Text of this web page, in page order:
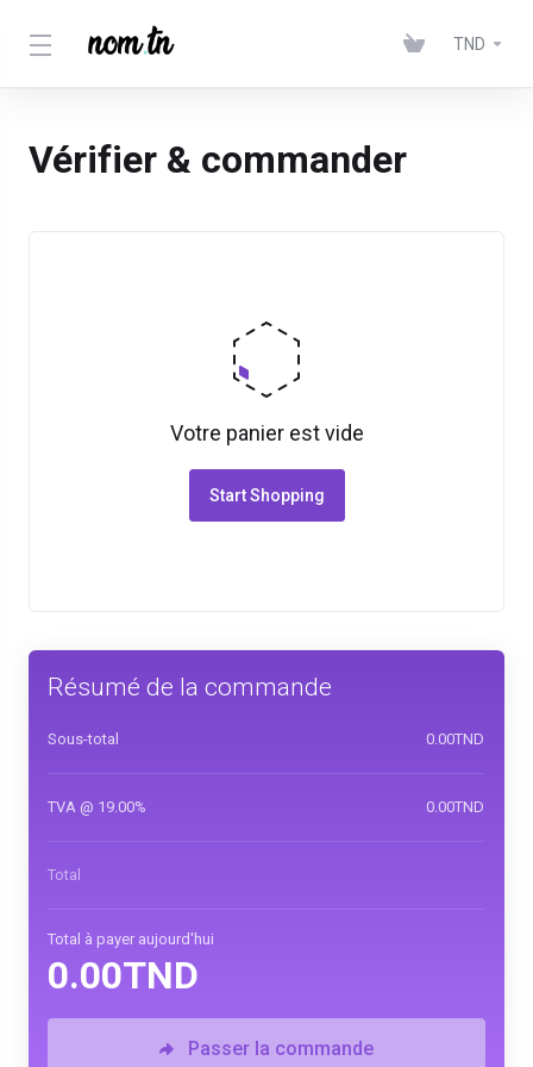
TND
Vérifier & commander
Votre panier est vide
Start Shopping
Résumé de la commande
Sous-total 0.00TND
TVA @ 19.00% 0.00TND
Total
Total à payer aujourd'hui
0.00TND
Passer la commande